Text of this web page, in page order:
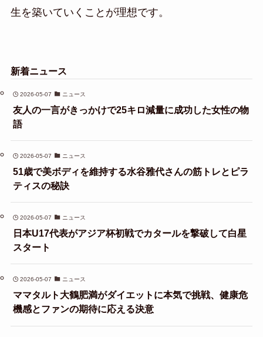
生を築いていくことが理想です。
新着ニュース
2026-05-07 ニュース
友人の一言がきっかけで25キロ減量に成功した女性の物
語
2026-05-07 ニュース
51歳で美ボディを維持する水谷雅代さんの筋トレとピラ
ティスの秘訣
2026-05-07 ニュース
日本U17代表がアジア杯初戦でカタールを撃破して白星
スタート
2026-05-07 ニュース
ママタルト大鶴肥満がダイエットに本気で挑戦、健康危
機感とファンの期待に応える決意